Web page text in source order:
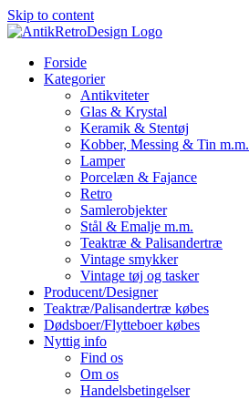
Skip to content
Forside
Kategorier
Antikviteter
Glas & Krystal
Keramik & Stentøj
Kobber, Messing & Tin m.m.
Lamper
Porcelæn & Fajance
Retro
Samlerobjekter
Stål & Emalje m.m.
Teaktræ & Palisandertræ
Vintage smykker
Vintage tøj og tasker
Producent/Designer
Teaktræ/Palisandertræ købes
Dødsboer/Flytteboer købes
Nyttig info
Find os
Om os
Handelsbetingelser